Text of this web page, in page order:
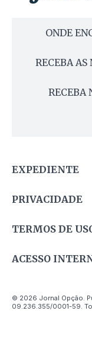
ONDE
RECEBA AS
RECEBA
EXPEDIENTE
PRIVACIDADE
TERMOS DE
ACESSO
© 2026 Jornal Opção.
09.236.355/0001-59.